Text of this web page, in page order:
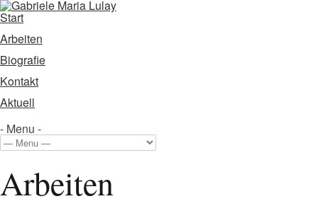
Start
Arbeiten
Biografie
Kontakt
Aktuell
- Menu -
Arbeiten